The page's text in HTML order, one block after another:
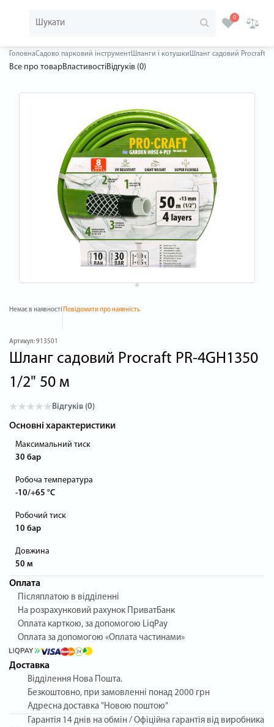
0
ГоловнаСадово парковий інструментШланги і котушки Шланг садовий Procraft
Все про товарВластивостіВідгуків (0)
Немає в наявності Повідомити про наявність
Артикул:913501
Шланг садовий Procraft PR-4GH1350
1/2" 50 м
Відгуків (0)
Основні характеристики
Максимальний тиск
30 бар
Робоча температура
-10/+65 °C
Робочий тиск
10 бар
Довжина
50 м
Оплата
Післяплатою в відділенні
На розрахунковий рахунок ПриватБанк
Оплата карткою, за допомогою LiqPay
Оплата за допомогою «Оплата частинами»
Доставка
Відділення Нова Пошта.
Безкоштовно, при замовленні понад 2000 грн
Адресна доставка "Новою поштою"
Гарантія 14 днів на обмін / Офіційна гарантія від виробника